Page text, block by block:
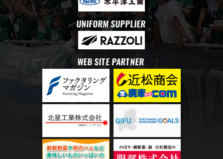
UNIFORM SUPPLIER
WEB SITE PARTNER